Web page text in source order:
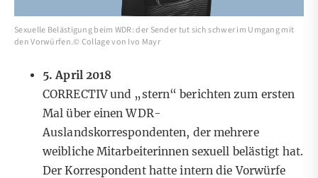
Sexuelle Belästigung beim WDR: der Sender tut sich schwer im Umgang mit
den Vorwürfen.© Collage von Ivo Mayr
5. April 2018
CORRECTIV und „stern“berichten zum ersten
Mal über einen WDR-
Auslandskorrespondenten, der mehrere
weibliche Mitarbeiterinnen sexuell belästigt hat.
Der Korrespondent hatte intern die Vorwürfe